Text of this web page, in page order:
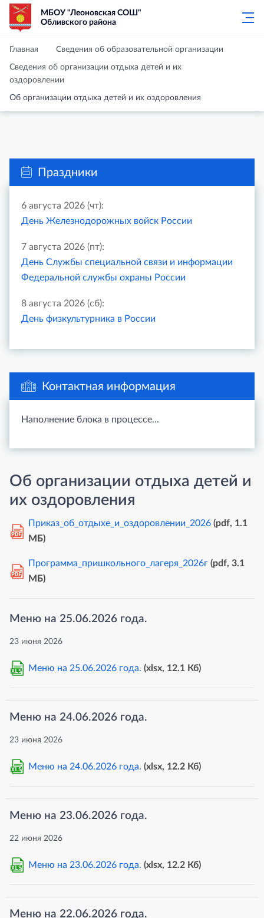
МБОУ "Леоновская СОШ"
Обливского района
Главная Сведения об образовательной организации
Сведения об организации отдыха детей и их
оздоровлении
Об организации отдыха детей и их оздоровления
Праздники
6 августа 2026 (чт):
День Железнодорожных войск России
7 августа 2026 (пт):
День Службы специальной связи и информации
Федеральной службы охраны России
8 августа 2026 (сб):
День физкультурника в России
Контактная информация
Наполнение блока в процессе...
Об организации отдыха детей и
их оздоровления
PDF
Приказ_об_отдыхе_и_оздоровлении_2026 (pdf, 1.1
MБ)
PDF
Программа_пришкольного_лагеря_2026г (pdf, 3.1
MБ)
Меню на 25.06.2026 года.
23 июня 2026
XLS Меню на 25.06.2026 года. (xlsx, 12.1 Кб)
Меню на 24.06.2026 года.
23 июня 2026
XLS Меню на 24.06.2026 года. (xlsx, 12.2 Кб)
Меню на 23.06.2026 года.
22 июня 2026
XLS Меню на 23.06.2026 года. (xlsx, 12.2 Кб)
Меню на 22.06.2026 года.